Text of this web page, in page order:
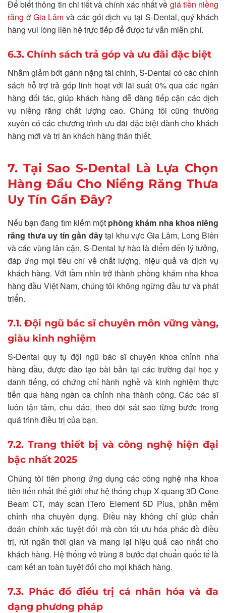
Để biết thông tin chi tiết và chính xác nhất về giá tiền niềng
răng ở Gia Lâm và các gói dịch vụ tại S-Dental, quý khách
hàng vui lòng liên hệ trực tiếp để được tư vấn miễn phí.
6.3. Chính sách trả góp và ưu đãi đặc biệt
Nhằm giảm bớt gánh nặng tài chính, S-Dental có các chính
sách hỗ trợ trả góp linh hoạt với lãi suất 0% qua các ngân
hàng đối tác, giúp khách hàng dễ dàng tiếp cận các dịch
vụ niềng răng chất lượng cao. Chúng tôi cũng thường
xuyên có các chương trình ưu đãi đặc biệt dành cho khách
hàng mới và tri ân khách hàng thân thiết.
7. Tại Sao S-Dental Là Lựa Chọn
Hàng Đầu Cho Niềng Răng Thưa
Uy Tín Gần Đây?
Nếu bạn đang tìm kiếm một phòng khám nha khoa niềng
răng thưa uy tín gần đâytại khu vực Gia Lâm, Long Biên
và các vùng lân cận, S-Dental tự hào là điểm đến lý tưởng,
đáp ứng mọi tiêu chí về chất lượng, hiệu quả và dịch vụ
khách hàng. Với tầm nhìn trở thành phòng khám nha khoa
hàng đầu Việt Nam, chúng tôi không ngừng đầu tư và phát
triển.
7.1. Đội ngũ bác sĩ chuyên môn vững vàng,
giàu kinh nghiệm
S-Dental quy tụ đội ngũ bác sĩ chuyên khoa chỉnh nha
hàng đầu, được đào tạo bài bản tại các trường đại học y
danh tiếng, có chứng chỉ hành nghề và kinh nghiệm thực
tiễn qua hàng ngàn ca chỉnh nha thành công. Các bác sĩ
luôn tận tâm, chu đáo, theo dõi sát sao từng bước trong
quá trình điều trị của bạn.
7.2. Trang thiết bị và công nghệ hiện đại
bậc nhất 2025
Chúng tôi tiên phong ứng dụng các công nghệ nha khoa
tiên tiến nhất thế giới như hệ thống chụp X-quang 3D Cone
Beam CT, máy scan iTero Element 5D Plus, phần mềm
chỉnh nha chuyên dụng. Điều này không chỉ giúp chẩn
đoán chính xác tuyệt đối mà còn tối ưu hóa phác đồ điều
trị, rút ngắn thời gian và mang lại hiệu quả cao nhất cho
khách hàng. Hệ thống vô trùng 8 bước đạt chuẩn quốc tế là
cam kết an toàn tuyệt đối cho mọi khách hàng.
7.3. Phác đồ điều trị cá nhân hóa và đa
dạng phương pháp